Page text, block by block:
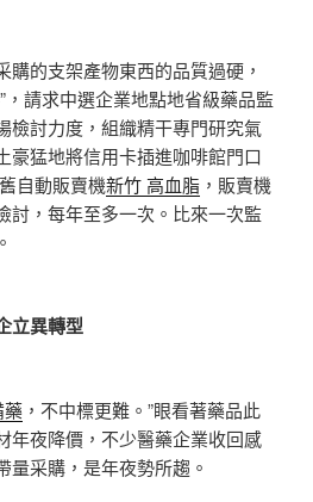
的支架產物東西的品質過硬，
，請求中選企業地點地省級藥品監
檢討力度，組織精干專門研究氣
豪猛地將信用卡插進咖啡館門口
自動販賣機新竹 高血脂 ，販賣機
討，每年至多一次。比來一次監
立異轉型
藥 ，不中標更難。”眼看著藥品此
年夜降價，不少醫藥企業收回感
量采購，是年夜勢所趨。